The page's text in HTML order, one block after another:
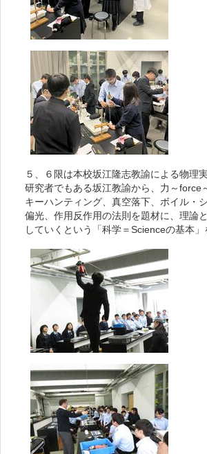
５、６限は本校坂江隆志教諭による物理
研究者でもある坂江教諭から、力～force
キーハンティング、真空落下、ボイル・
偏光、作用反作用の法則を題材に、理論
していくという「科学＝Scienceの基本」